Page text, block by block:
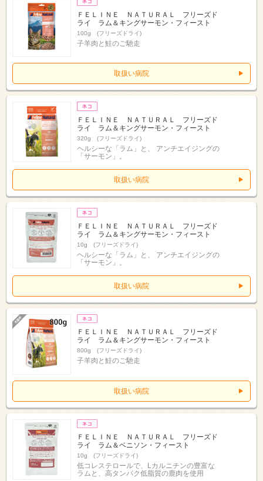
ＦＥＬＩＮＥ ＮＡＴＵＲＡＬ フリーズド
ライ ラム＆キングサーモン・フィースト
100g (フリーズドライ)
子羊肉と鮭のご馳走
取扱い病院
ＦＥＬＩＮＥ ＮＡＴＵＲＡＬ フリーズド
ライ ラム＆キングサーモン・フィースト
320g (フリーズドライ)
ヘルシーな「ラム」と、 アンチエイジングの
「サーモン」。
取扱い病院
ＦＥＬＩＮＥ ＮＡＴＵＲＡＬ フリーズド
ライ ラム＆キングサーモン・フィースト
10g (フリーズドライ)
ヘルシーな「ラム」と、 アンチエイジングの
「サーモン」。
取扱い病院
ＦＥＬＩＮＥ ＮＡＴＵＲＡＬ フリーズド
ライ ラム＆キングサーモン・フィースト
800g (フリーズドライ)
子羊肉と鮭のご馳走
取扱い病院
ＦＥＬＩＮＥ ＮＡＴＵＲＡＬ フリーズド
ライ ラム＆ベニソン・フィースト
10g (フリーズドライ)
低コレステロールで、Lカルニチンの豊富な
ラムと、高タンパク低脂質の鹿肉を使用